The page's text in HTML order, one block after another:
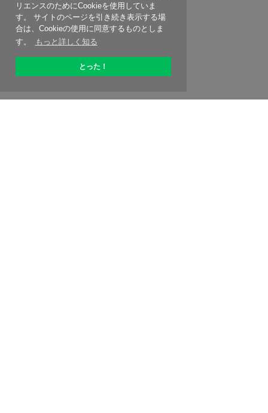
リエンスのためにCookieを使用していま
す。 サイトのページを引き続き表示する場
合は、Cookieの使用に同意するものとしま
す。
もっと詳しく知る
とった！